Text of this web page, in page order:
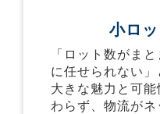
小ロ
「ロット数がま
に任せられない」
大きな魅力と可
わらず、物流が